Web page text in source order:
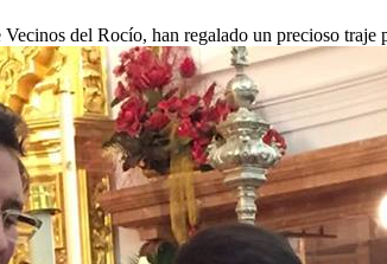
del Rocío, han regalado un precioso traje